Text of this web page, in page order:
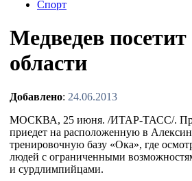
Спорт
Медведев
области
Добавлено: 24.06.2013
МОСКВА, 25 июня. /ИТАР-ТАСС/.
приедет на расположенную в
тренировочную базу «Ока», где
людей с ограниченными
и сурдлимпийцами.